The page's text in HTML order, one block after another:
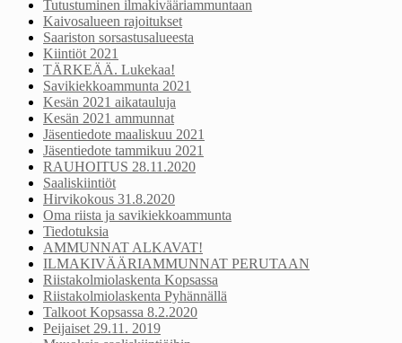
Tutustuminen ilmakivääriammuntaan
Kaivosalueen rajoitukset
Saariston sorsastusalueesta
Kiintiöt 2021
TÄRKEÄÄ. Lukekaa!
Savikiekkoammunta 2021
Kesän 2021 aikatauluja
Kesän 2021 ammunnat
Jäsentiedote maaliskuu 2021
Jäsentiedote tammikuu 2021
RAUHOITUS 28.11.2020
Saaliskiintiöt
Hirvikokous 31.8.2020
Oma riista ja savikiekkoammunta
Tiedotuksia
AMMUNNAT ALKAVAT!
ILMAKIVÄÄRIAMMUNNAT PERUTAAN
Riistakolmiolaskenta Kopsassa
Riistakolmiolaskenta Pyhännällä
Talkoot Kopsassa 8.2.2020
Peijaiset 29.11. 2019